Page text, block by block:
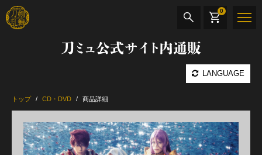
刀ミュ公式サイト内通販
LANGUAGE
0
CD・DVD BOOK その他
トップ CD・DVD 商品詳細